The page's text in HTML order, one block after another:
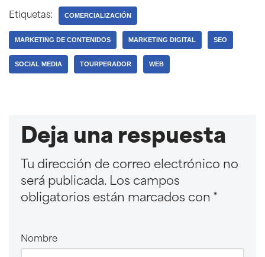
Etiquetas: COMERCIALIZACIÓN
MARKETING DE CONTENIDOS MARKETING DIGITAL SEO
SOCIAL MEDIA TOURPERADOR WEB
Deja una respuesta
Tu dirección de correo electrónico no
será publicada. Los campos
obligatorios están marcados con *
Nombre